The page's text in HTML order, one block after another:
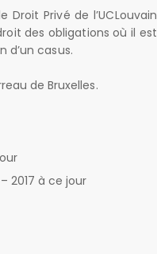
Droit Privé de l’UCLouvain
des obligations où il est
d’un casus.
de Bruxelles.
2017 à ce jour